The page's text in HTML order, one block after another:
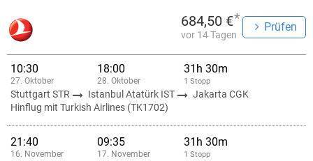
684,50 €*
vor 14 Tagen
Prüfen
10:30
27. Oktober
18:00
28. Oktober
31h 30m
1 Stopp
Stuttgart STR Istanbul Atatürk IST
Jakarta CGK
Hinflug mit Turkish Airlines (TK1702)
21:40
16. November
09:35
17. November
31h 30m
1 Stopp